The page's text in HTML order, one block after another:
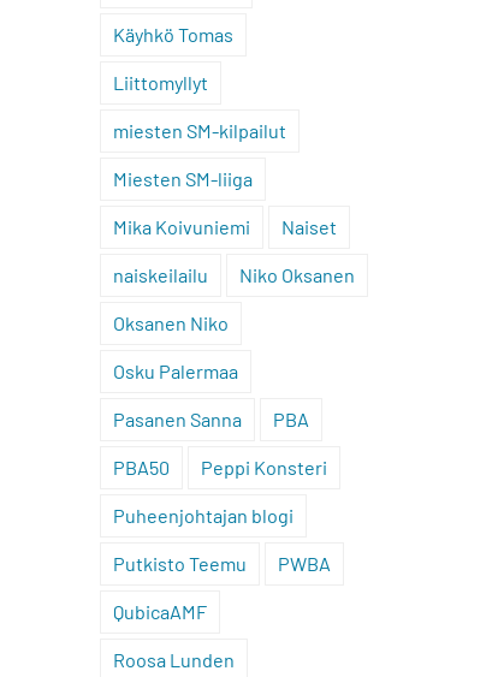
Käyhkö Tomas
Liittomyllyt
miesten SM-kilpailut
Miesten SM-liiga
Mika Koivuniemi Naiset
naiskeilailu Niko Oksanen
Oksanen Niko
Osku Palermaa
Pasanen Sanna PBA
PBA50 Peppi Konsteri
Puheenjohtajan blogi
Putkisto Teemu PWBA
QubicaAMF
Roosa Lunden